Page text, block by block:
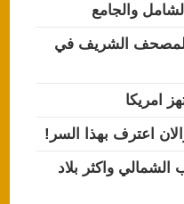
والجامع
المصحف الشريف في
امريكا
الشمالي واكثر بلاد